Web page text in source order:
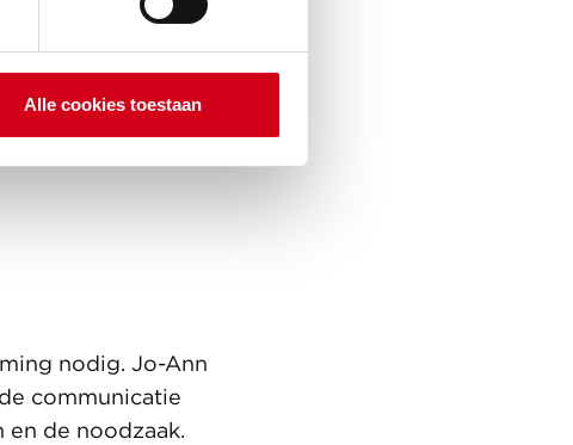
Alle cookies toestaan
nodig. Jo-Ann
communicatie
en de noodzaak.